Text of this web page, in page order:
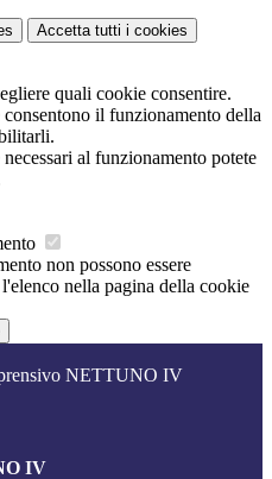
Accetta tutti i cookies
quali cookie consentire.
il funzionamento della
al funzionamento potete
non possono essere
nella pagina della cookie
NETTUNO IV
IV